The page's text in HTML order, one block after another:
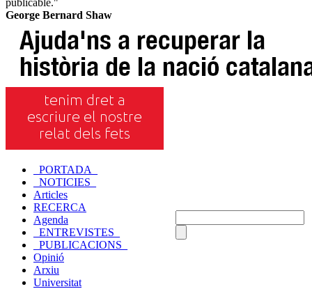
publicable."
George Bernard Shaw
_PORTADA_
_NOTICIES_
Articles
RECERCA
Agenda
_ENTREVISTES_
_PUBLICACIONS_
Opinió
Arxiu
Universitat